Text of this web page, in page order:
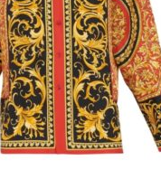
Acheter